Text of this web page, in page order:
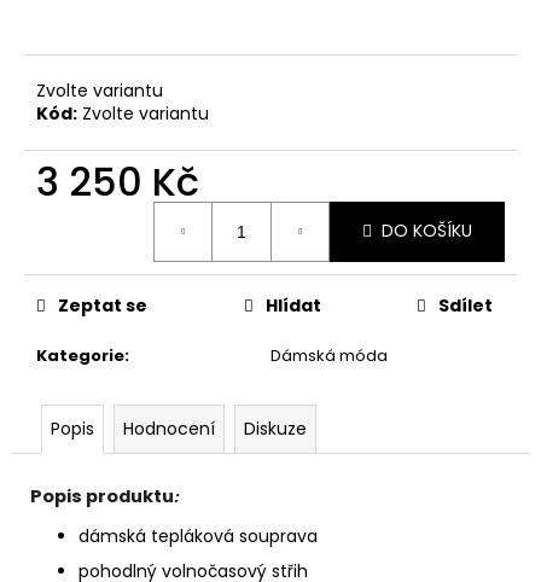
Zvolte variantu
Kód: Zvolte variantu
3 250 Kč
DO KOŠÍKU
Kategorie: Dámská móda
Zeptat se Hlídat Sdílet
Popis Hodnocení Diskuze
Popis produktu:
dámská tepláková souprava
pohodlný volnočasový střih